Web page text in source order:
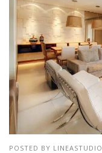
POSTED BY LINEASTUDIO